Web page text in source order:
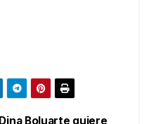
Dina Boluarte quiere